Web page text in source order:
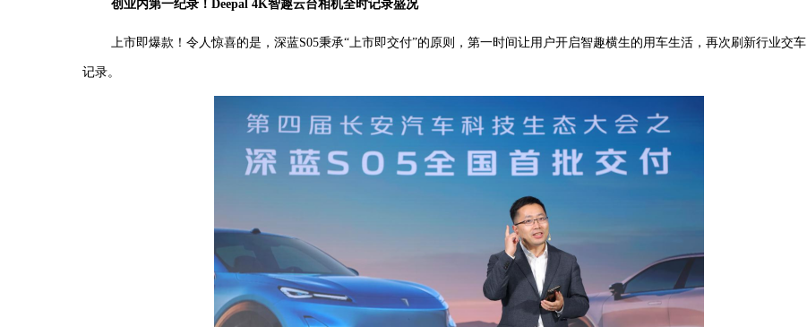
创业内第一纪录！ Deepal 4K智趣云台相机全时记录盛况
上市即爆款！令人惊喜的是，深蓝S05秉承“上市即交付”的原则，第一时间让用户开启智趣横生的用车生活，再次刷新行业交车
记录。